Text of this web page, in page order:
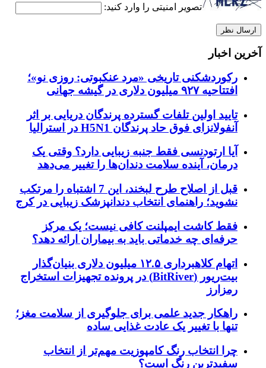
تصویر امنیتی را وارد کنید:
آخرین اخبار
رکوردشکنی تاریخی «مرد عنکبوتی: روزی نو»؛
افتتاحیه ۹۲۷ میلیون دلاری در گیشه جهانی
تایید اولین تلفات گسترده پرندگان دریایی بر اثر
آنفولانزای فوق حاد پرندگان H5N1 در استرالیا
آیا ارتودنسی فقط جنبه زیبایی دارد؟ وقتی یک
درمان، آینده سلامت دندان‌ها را تغییر می‌دهد
قبل از اصلاح طرح لبخند، این 7 اشتباه را مرتکب
نشوید؛ راهنمای انتخاب دندانپزشک زیبایی در کرج
فقط کاشت ایمپلنت کافی نیست؛ یک مرکز
حرفه‌ای چه خدماتی باید به بیماران ارائه دهد؟
اتهام کلاهبرداری ۱۲.۵ میلیون دلاری بنیان‌گذار
بیت‌ریور (BitRiver) در پرونده تجهیزات استخراج
رمزارز
راهکار جدید علمی برای جلوگیری از سلامت مغز؛
تنها با تغییر یک عادت غذایی ساده
چرا انتخاب رنگ کامپوزیت مهم‌تر از انتخاب
سفیدترین رنگ است؟